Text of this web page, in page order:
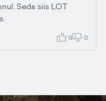
Seda siis LOT
0 0